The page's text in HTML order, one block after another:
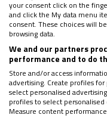
your consent click on the
and click the My data menu
consent. These choices will
browsing data.
We and our partners
performance and to do
Store and/or access
advertising. Create profiles
select personalised
profiles to select
Measure content